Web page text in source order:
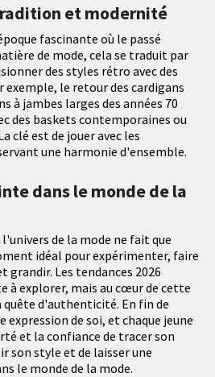
et modernité
fascinante où le passé
de mode, cela se traduit par
des styles rétro avec des
exemple, le retour des cardigans
à jambes larges des années 70
des baskets contemporaines ou
clé est de jouer avec les
une harmonie d'ensemble.
dans le monde de la
l'univers de la mode ne fait que
idéal pour expérimenter, faire
grandir. Les tendances 2026
à explorer, mais au cœur de cette
d'authenticité. En fin de
expression de soi, et chaque jeune
et la confiance de tracer son
son style et de laisser une
le monde de la mode.